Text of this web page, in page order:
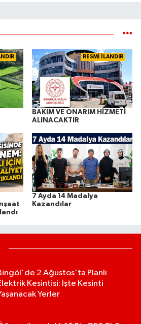
RESMİ İLANDIR
BAKIM VE ONARIM HİZMETİ
ALINACAKTIR
7 Ayda 14 Madalya
Kazandılar
2 Ağustos'ta Planlı
Kesintisi: İşte Kesinti
Yerler